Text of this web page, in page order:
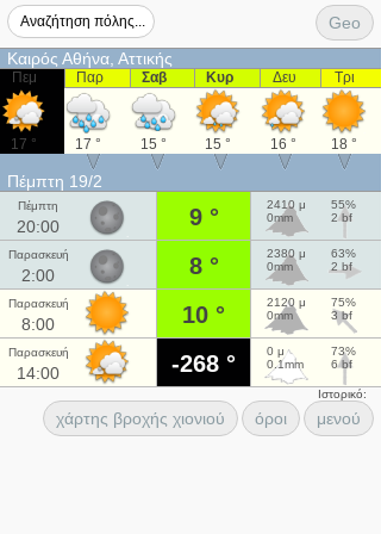
Geo
Καιρός Αθήνα, Αττικής
Πεμ
17 °
Παρ
17 °
Σαβ
15 °
Κυρ
15 °
Δευ
16 °
Τρι
18 °
Πέμπτη 19/2
Πέμπτη
20:00 9 °
2410 μ
0mm
55%
2 bf
Παρασκευή
2:00 8 °
2380 μ
0mm
63%
2 bf
Παρασκευή
8:00 10 °
2120 μ
0mm
75%
3 bf
Παρασκευή
14:00 -268 °
0 μ
0.1mm
73%
6 bf
Ιστορικό:
χάρτης βροχής χιονιού όροι μενού